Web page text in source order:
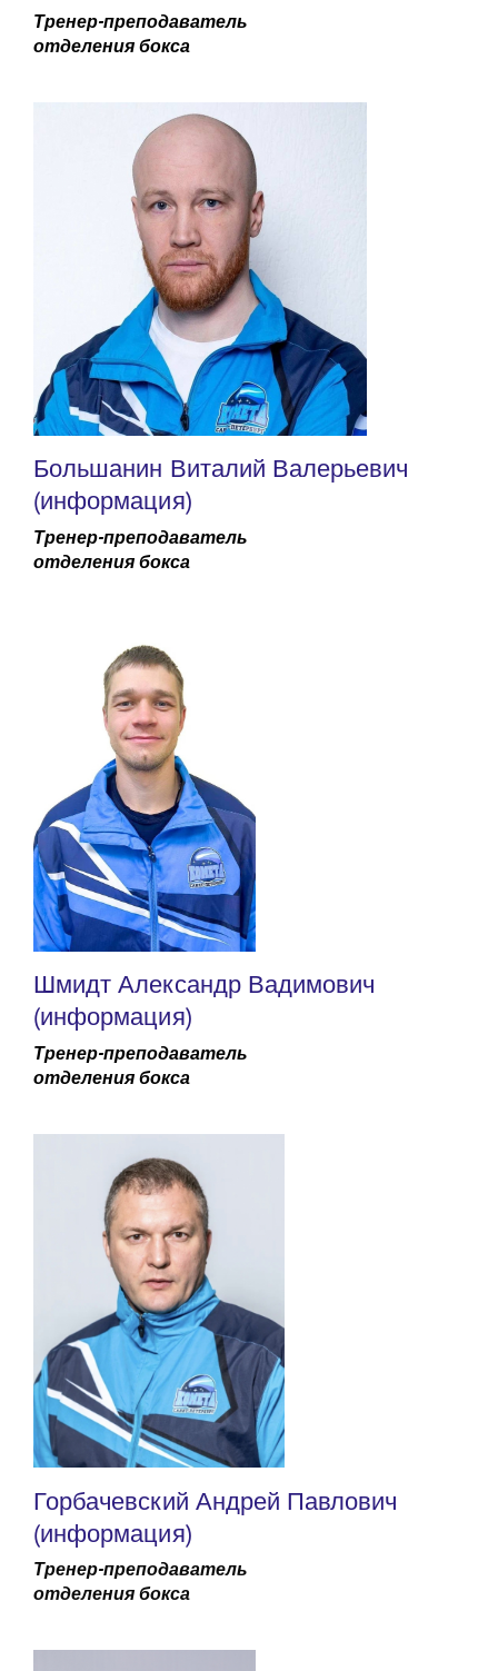
Тренер-преподаватель
отделения бокса
Большанин Виталий Валерьевич
(информация)
Тренер-преподаватель
отделения бокса
Шмидт Александр Вадимович
(информация)
Тренер-преподаватель
отделения бокса
Горбачевский Андрей Павлович
(информация)
Тренер-преподаватель
отделения бокса